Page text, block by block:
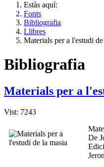
Estàs aquí:
Fonts
Bibliografia
Llibres
Materials per a l'estudi
Bibliografia
Materials per a
Vist: 7243
De